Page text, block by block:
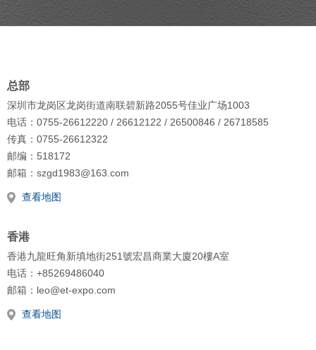
总部
深圳市龙岗区龙岗街道南联碧新路2055号佳业广场1003
电话：0755-26612220 / 26612122 / 26500846 / 26718585
传真：0755-26612322
邮编：518172
邮箱：szgd1983@163.com
查看地图
香港
香港九龍旺角新填地街251號宏昌商業大廈20樓A室
电话：+85269486040
邮箱：leo@et-expo.com
查看地图